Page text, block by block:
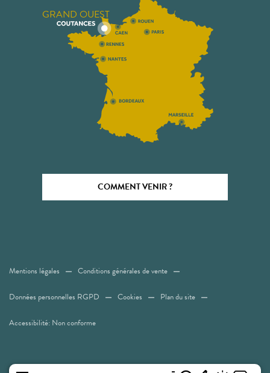
GRAND OUEST
COMMENT VENIR ?
Mentions légales Conditions générales de vente
Données personnelles RGPD Cookies Plan du site
Accessibilité: Non conforme